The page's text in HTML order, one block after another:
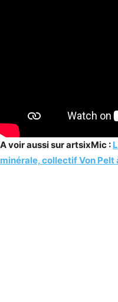
A voir aussi sur artsixMic :
minérale, collectif Von Pelt